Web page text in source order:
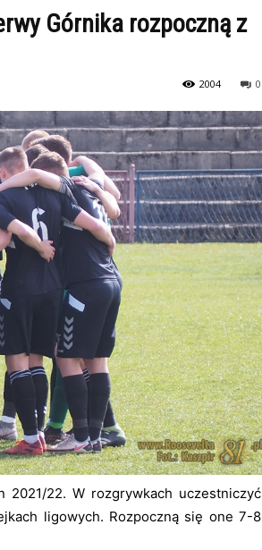
Górnika rozpoczną z
0
2004
22. W rozgrywkach uczestniczyć
ligowych. Rozpoczną się one 7-8